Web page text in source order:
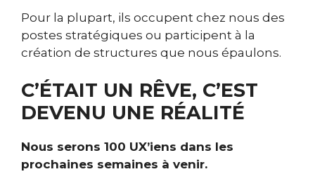
Pour la plupart, ils occupent chez nous des
postes stratégiques ou participent à la
création de structures que nous épaulons.
C’ÉTAIT UN RÊVE, C’EST
DEVENU UNE RÉALITÉ
Nous serons 100 UX’iens dans les
prochaines semaines à venir.